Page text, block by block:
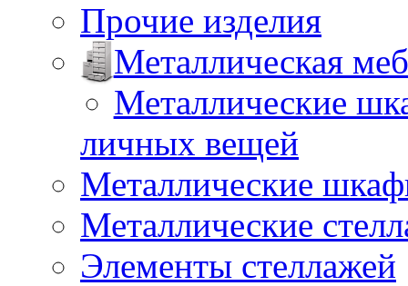
Прочие изделия
Металлическая
Металлические
личных вещей
Металлические
Металлические
Элементы стеллажей